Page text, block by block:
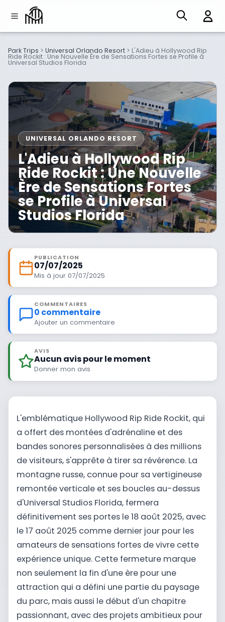
Park Trips > Universal Orlando Resort > L'Adieu à Hollywood Rip
Ride Rockit : Une Nouvelle Ère de Sensations Fortes se Profile à
Universal Studios Florida
UNIVERSAL ORLANDO RESORT
L'Adieu à Hollywood Rip
Ride Rockit : Une Nouvelle
Ère de Sensations Fortes
se Profile à Universal
Studios Florida
PUBLICATION
07/07/2025
Mis à jour 07/07/2025
COMMENTAIRES
0 commentaire
Ajouter un commentaire
AVIS
Aucun avis pour le moment
Donner mon avis
L'emblématique Hollywood Rip Ride Rockit, qui
a offert des montées d'adrénaline et des
bandes sonores personnalisées à des millions
de visiteurs, s'apprête à tirer sa révérence. La
montagne russe, connue pour sa vertigineuse
remontée verticale et ses boucles au-dessus
d'Universal Studios Florida, fermera
définitivement ses portes le 18 août 2025, avec
le 17 août 2025 comme dernier jour pour les
amateurs de sensations fortes de vivre cette
expérience unique. Cette fermeture marque
non seulement la fin d'une ère pour une
attraction qui a défini une partie du paysage
du parc, mais aussi le début d'un chapitre
passionnant, avec des projets ambitieux pour